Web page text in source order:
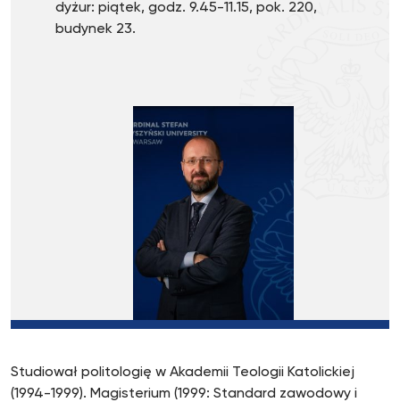
dyżur: piątek, godz. 9.45-11.15, pok. 220,
budynek 23.
Studiował politologię w Akademii Teologii Katolickiej
(1994-1999). Magisterium (1999: Standard zawodowy i